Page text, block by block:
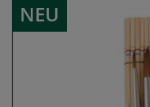
NEU